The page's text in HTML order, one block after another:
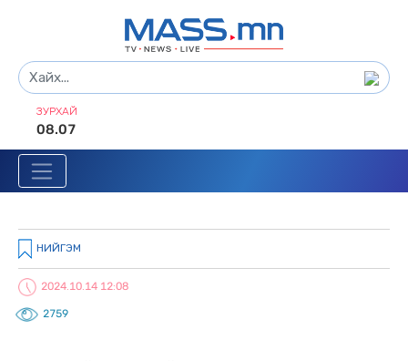
ЗУРХАЙ
08.07
НИЙГЭМ
2024.10.14 12:08
2759